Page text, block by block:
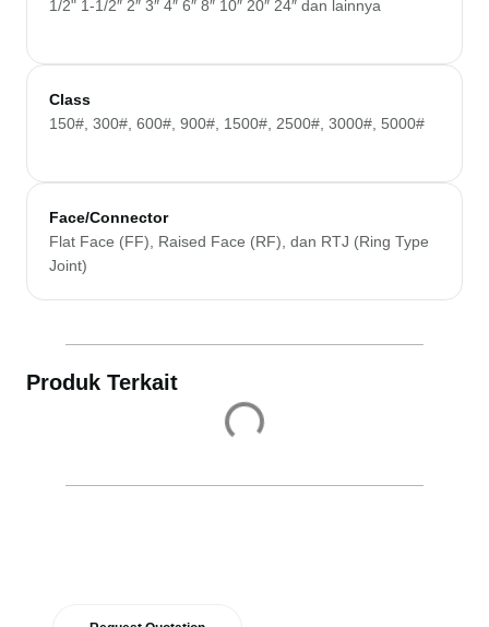
1/2" 1-1/2″ 2″ 3″ 4″ 6″ 8″ 10″ 20″ 24″ dan lainnya
Class
150#, 300#, 600#, 900#, 1500#, 2500#, 3000#, 5000#
Face/Connector
Flat Face (FF), Raised Face (RF), dan RTJ (Ring Type
Joint)
Produk Terkait